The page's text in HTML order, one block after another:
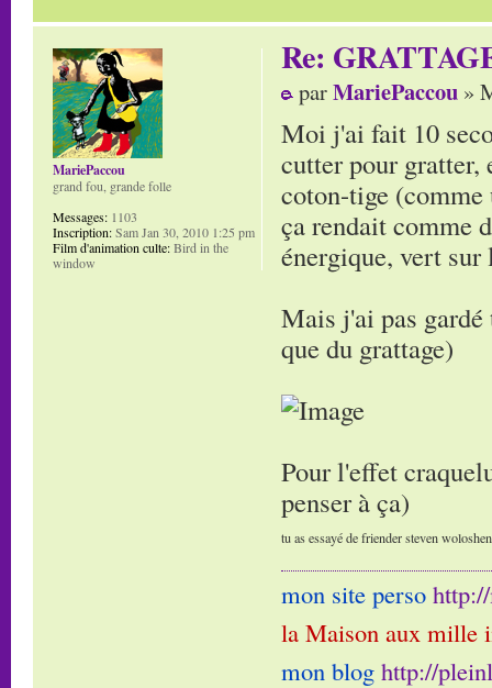
Re:
parMariePaccou »
Moi j'ai fait 10
cutter pour gratter,
coton-tige
ça rendait comme
énergique, vert sur
Mais j'ai pas
que du grattage)
Pour l'effet
penser à ça)
tu as essayé de friender steven
mon site perso
la Maison aux mille
mon blog http://
MariePaccou
grand fou, grande folle
Messages: 1103
Inscription:Sam Jan 30, 2010 1:25 pm
Film d'animation culte:Bird in the
window